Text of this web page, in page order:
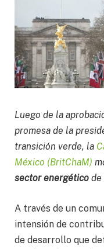
Luego de la
promesa de la
transición verde, la
México (BritChaM)
sector energético de
A través de un
intensión de
de desarrollo que